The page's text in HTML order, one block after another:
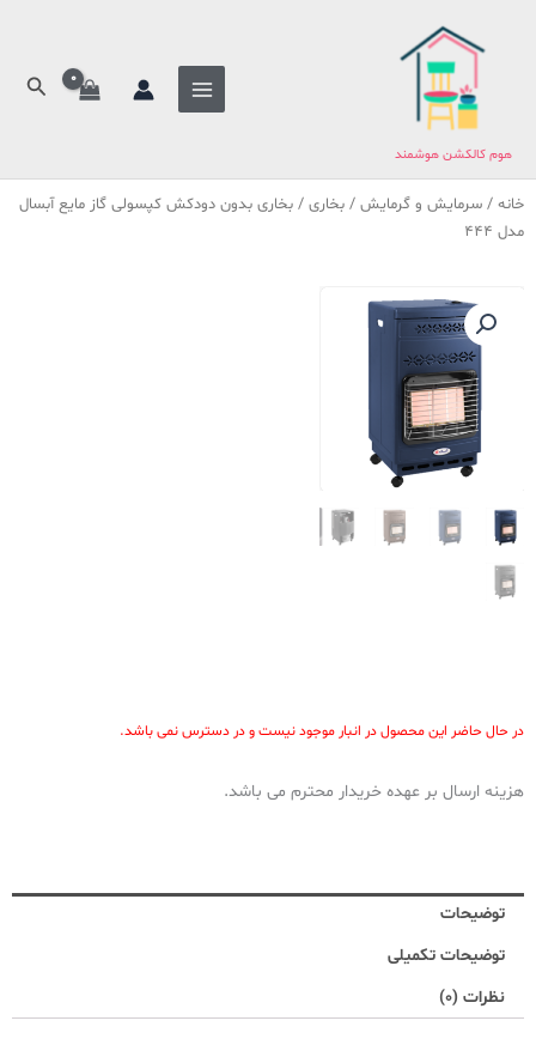
هوم کالکشن هوشمند
خانه / سرمایش و گرمایش / بخاری / بخاری بدون دودکش کپسولی گاز مایع آبسال
مدل 444
در حال حاضر این محصول در انبار موجود نیست و در دسترس نمی باشد.
هزینه ارسال بر عهده خریدار محترم می باشد.
توضیحات
توضیحات تکمیلی
نظرات (0)